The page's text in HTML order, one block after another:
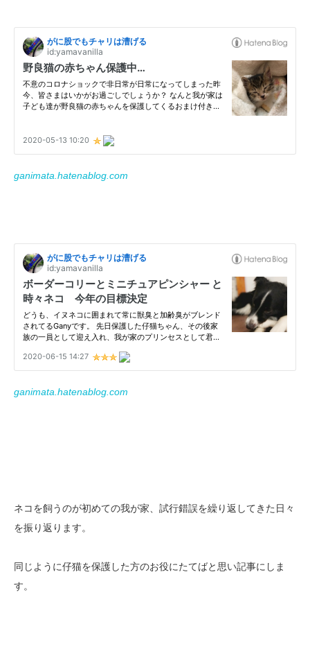
ganimata.hatenablog.com
ganimata.hatenablog.com
ネコを飼うのが初めての我が家、試行錯誤を繰り返してきた日々
を振り返ります。
同じように仔猫を保護した方のお役にたてばと思い記事にしま
す。